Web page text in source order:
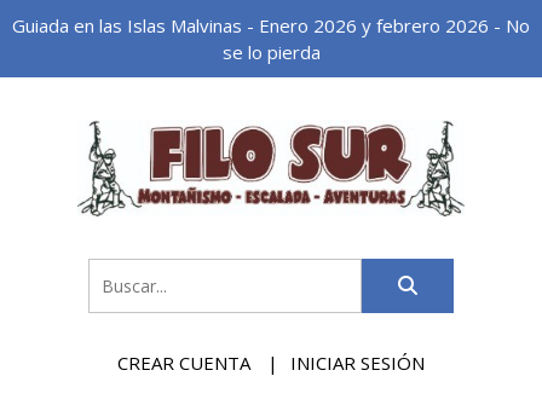
Guiada en las Islas Malvinas - Enero 2026 y febrero 2026 - No
se lo pierda
CREAR CUENTA INICIAR SESIÓN